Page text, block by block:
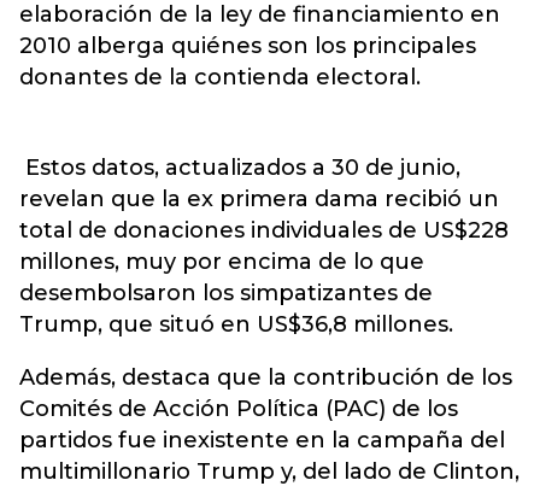
elaboración de la ley de financiamiento en
2010 alberga quiénes son los principales
donantes de la contienda electoral.
Estos datos, actualizados a 30 de junio,
revelan que la ex primera dama recibió un
total de donaciones individuales de US$228
millones, muy por encima de lo que
desembolsaron los simpatizantes de
Trump, que situó en US$36,8 millones.
Además, destaca que la contribución de los
Comités de Acción Política (PAC) de los
partidos fue inexistente en la campaña del
multimillonario Trump y, del lado de Clinton,